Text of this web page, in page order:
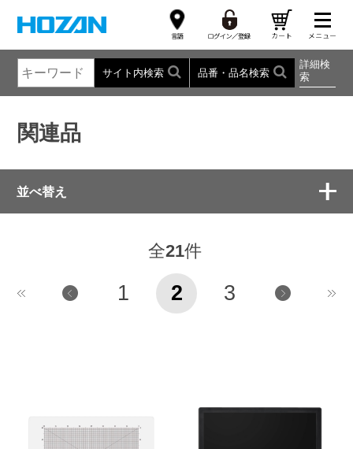
サイト内検索 品番・品名検索
詳細検
索
関連品
並べ替え
全21件
1 2 3